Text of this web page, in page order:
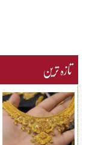
تازہ ترین